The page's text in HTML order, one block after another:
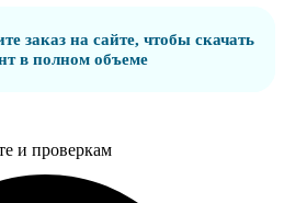
заказ на сайте, чтобы скачать
в полном объеме
и проверкам